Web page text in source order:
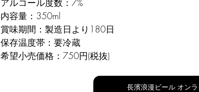
アルコール度数：7%
内容量：350ml
賞味期間：製造日より180日
保存温度帯：要冷蔵
希望小売価格：750円(税抜)
長濱浪漫ビール オン